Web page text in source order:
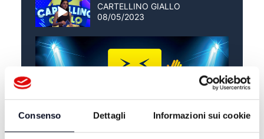
Consenso Dettagli Informazioni sui cookie
CARTELLINO GIALLO
08/05/2023